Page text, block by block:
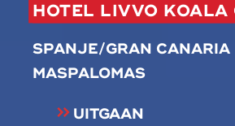
HOTEL LIVVO KOALA
SPANJE/GRAN CANARIA
MASPALOMAS
UITGAAN